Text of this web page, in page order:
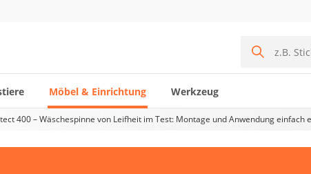
Möbel & Einrichtung Werkzeug
400 – Wäschespinne von Leifheit im Test: Montage und Anwendung einfach